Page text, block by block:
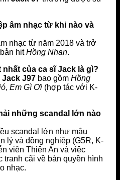
âm nhạc từ khi nào và
nhạc từ năm 2018 và trở
hitHồng Nhan.
của ca sĩ Jack là gì?
Jack J97 bao gồm Hồng
, Em Gì Ơi (hợp tác với K-
những scandal lớn nào
scandal lớn như mâu
lý và đồng nghiệp (G5R, K-
viên Thiên An và việc
tranh cãi về bản quyền hình
nhạc.